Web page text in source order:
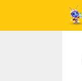
contenido